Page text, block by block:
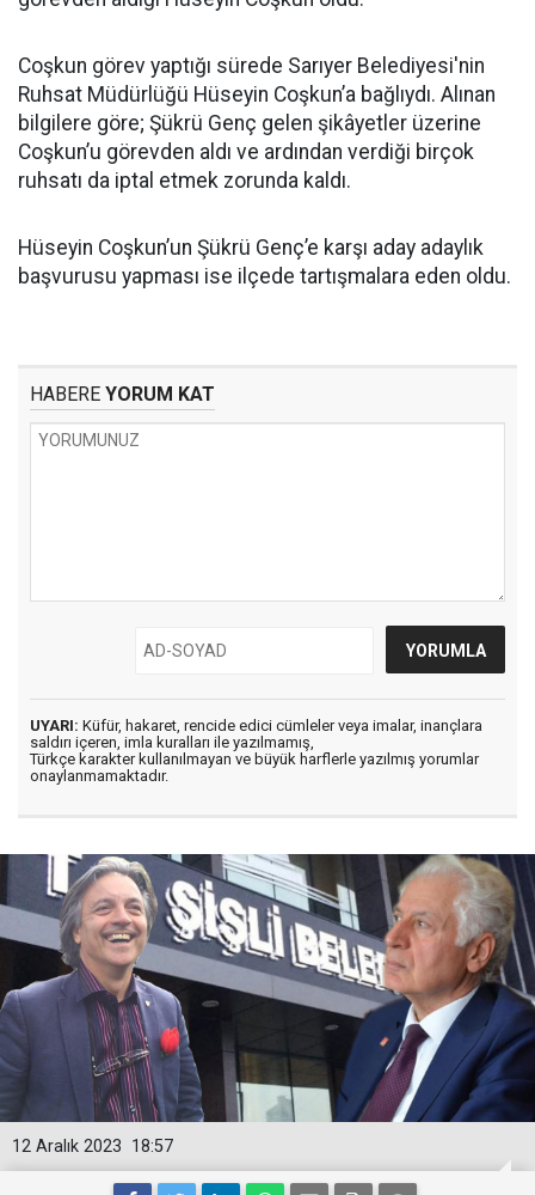
Coşkun görev yaptığı sürede Sarıyer Belediyesi'nin
Ruhsat Müdürlüğü Hüseyin Coşkun’a bağlıydı. Alınan
bilgilere göre; Şükrü Genç gelen şikâyetler üzerine
Coşkun’u görevden aldı ve ardından verdiği birçok
ruhsatı da iptal etmek zorunda kaldı.
Hüseyin Coşkun’un Şükrü Genç’e karşı aday adaylık
başvurusu yapması ise ilçede tartışmalara eden oldu.
HABERE YORUM KAT
UYARI: Küfür, hakaret, rencide edici cümleler veya imalar, inançlara
saldırı içeren, imla kuralları ile yazılmamış,
Türkçe karakter kullanılmayan ve büyük harflerle yazılmış yorumlar
onaylanmamaktadır.
18:57
12 Aralık 2023